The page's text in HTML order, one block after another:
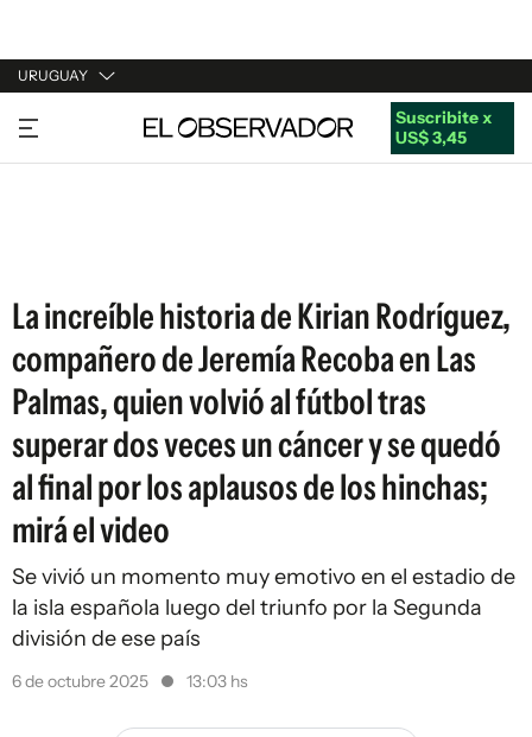
URUGUAY
URUGUAY
ARGENTINA
Suscribite x
US$ 3,45
La increíble historia de Kirian Rodríguez,
compañero de Jeremía Recoba en Las
Palmas, quien volvió al fútbol tras
superar dos veces un cáncer y se quedó
al final por los aplausos de los hinchas;
mirá el video
Se vivió un momento muy emotivo en el estadio de
la isla española luego del triunfo por la Segunda
división de ese país
6 de octubre 2025 13:03 hs